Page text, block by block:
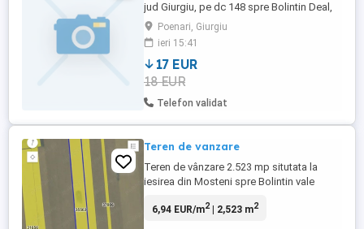
jud Giurgiu, pe dc 148 spre Bolintin Deal,
la3 min de A1 km 23. contact tel mp.5100
mp.
Poenari, Giurgiu
ieri 15:41
17 EUR
18 EUR
Telefon validat
Teren de vanzare
Teren de vânzare 2.523 mp situtata la
iesirea din Mosteni spre Bolintin vale
6,94 EUR/m2| 2,523 m2